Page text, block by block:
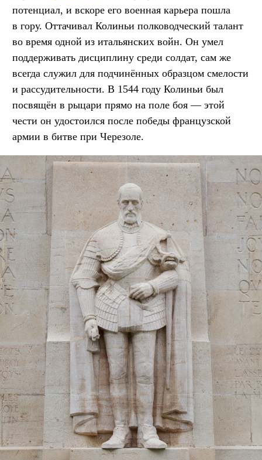
потенциал, и вскоре его военная карьера пошла
в гору. Оттачивал Колиньи полководческий талант
во время одной из итальянских войн. Он умел
поддерживать дисциплину среди солдат, сам же
всегда служил для подчинённых образцом смелости
и рассудительности. В 1544 году Колиньи был
посвящён в рыцари прямо на поле боя — этой
чести он удостоился после победы французской
армии в битве при Черезоле.